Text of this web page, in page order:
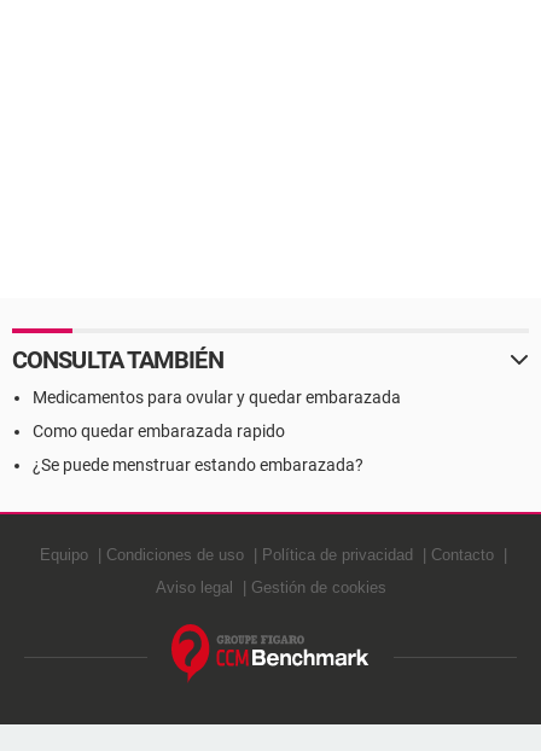
CONSULTA TAMBIÉN
Medicamentos para ovular y quedar embarazada
Como quedar embarazada rapido
¿Se puede menstruar estando embarazada?
Equipo Condiciones de uso Política de privacidad
Contacto
Aviso legal
Gestión de cookies